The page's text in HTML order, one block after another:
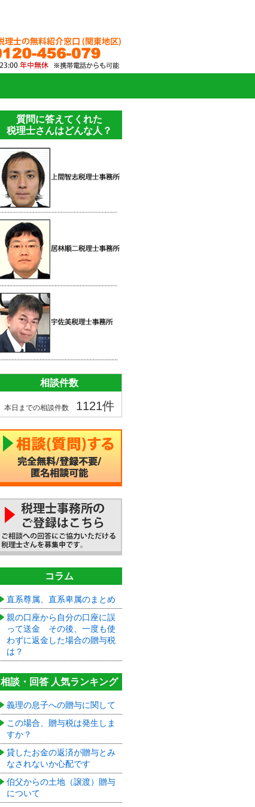
質問に答えてくれた
税理士さんはどんな人？
相談件数
本日までの相談件数 1121件
コラム
直系尊属、直系卑属のまとめ
親の口座から自分の口座に誤
って送金 その後、一度も使
わずに返金した場合の贈与税
は？
相談・回答 人気ランキング
義理の息子への贈与に関して
この場合、贈与税は発生しま
すか？
貸したお金の返済が贈与とみ
なされないか心配です
伯父からの土地（譲渡）贈与
について